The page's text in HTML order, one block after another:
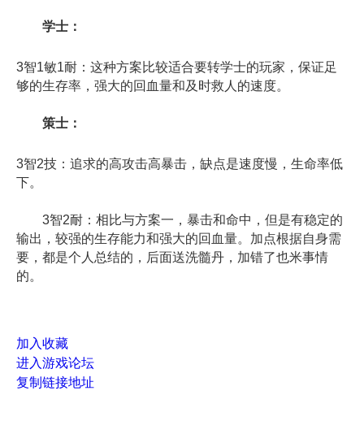
学士：
3智1敏1耐：这种方案比较适合要转学士的玩家，保证足
够的生存率，强大的回血量和及时救人的速度。
策士：
3智2技：追求的高攻击高暴击，缺点是速度慢，生命率低
下。
3智2耐：相比与方案一，暴击和命中，但是有稳定的
输出，较强的生存能力和强大的回血量。加点根据自身需
要，都是个人总结的，后面送洗髓丹，加错了也米事情
的。
加入收藏
进入游戏论坛
复制链接地址